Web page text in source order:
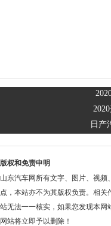
日产
版权和免责申明
山东汽车网所有文字、图片、视
点，本站亦不为其版权负责。相
站无法一一核实，如果您发现本
网站将立即予以删除！